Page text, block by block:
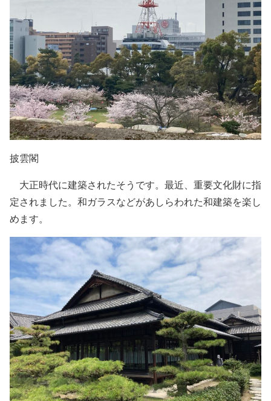
披雲閣
大正時代に建築されたそうです。最近、重要文化財に指
定されました。和ガラスなどがあしらわれた和建築を楽し
めます。